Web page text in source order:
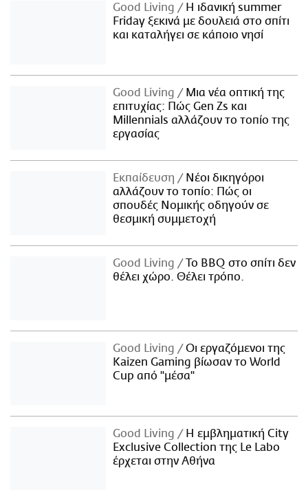
Good Living
Η ιδανική summer
Friday ξεκινά με δουλειά στο σπίτι
και καταλήγει σε κάποιο νησί
Good Living
Μια νέα οπτική της
επιτυχίας: Πώς Gen Zs και
Millennials αλλάζουν το τοπίο της
εργασίας
Εκπαίδευση
Νέοι δικηγόροι
αλλάζουν το τοπίο: Πώς οι
σπουδές Νομικής οδηγούν σε
θεσμική συμμετοχή
Good Living
Το BBQ στο σπίτι δεν
θέλει χώρο. Θέλει τρόπο.
Good Living
Οι εργαζόμενοι της
Kaizen Gaming βίωσαν το World
Cup από "μέσα"
Good Living
Η εμβληματική City
Exclusive Collection της Le Labo
έρχεται στην Αθήνα